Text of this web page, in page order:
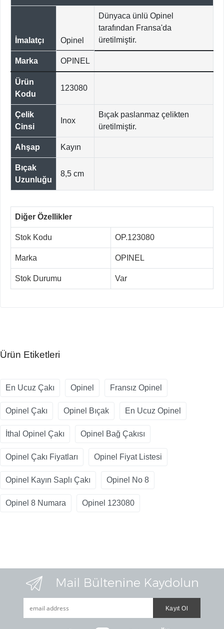
İmalatçı Opinel
Dünyaca ünlü Opinel
tarafından Fransa'da
üretilmiştir.
Marka OPINEL
Ürün
Kodu
123080
Çelik
Cinsi
Inox
Bıçak paslanmaz çelikten
üretilmiştir.
Ahşap Kayın
Bıçak
Uzunluğu
8,5 cm
Diğer Özellikler
Stok Kodu OP.123080
Marka OPINEL
Stok Durumu Var
Ürün Etiketleri
En Ucuz Çakı Opinel Fransız Opinel
Opinel Çakı Opinel Bıçak En Ucuz Opinel
İthal Opinel Çakı Opinel Bağ Çakısı
Opinel Çakı Fiyatları Opinel Fiyat Listesi
Opinel Kayın Saplı Çakı Opinel No 8
Opinel 8 Numara Opinel 123080